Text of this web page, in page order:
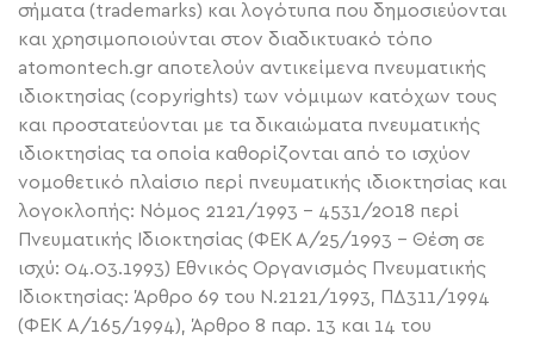
σήματα (trademarks) και λογότυπα που δημοσιεύονται
και χρησιμοποιούνται στον διαδικτυακό τόπο
atomontech.gr αποτελούν αντικείμενα πνευματικής
ιδιοκτησίας (copyrights) των νόμιμων κατόχων τους
και προστατεύονται με τα δικαιώματα πνευματικής
ιδιοκτησίας τα οποία καθορίζονται από το ισχύον
νομοθετικό πλαίσιο περί πνευματικής ιδιοκτησίας και
λογοκλοπής: Νόμος 2121/1993 – 4531/2018 περί
Πνευματικής Ιδιοκτησίας (ΦΕΚ Α/25/1993 – Θέση σε
ισχύ: 04.03.1993) Εθνικός Οργανισμός Πνευματικής
Ιδιοκτησίας: Άρθρο 69 του Ν.2121/1993, ΠΔ311/1994
(ΦΕΚ A/165/1994), Άρθρο 8 παρ. 13 και 14 του